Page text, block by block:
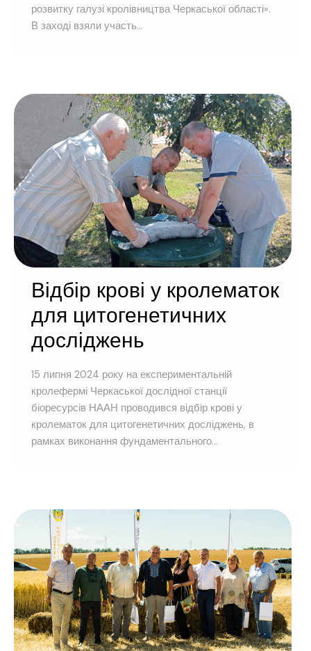
розвитку галузі кролівництва Черкаської області».
В заході взяли участь...
Відбір крові у кролематок
для цитогенетичних
досліджень
15 липня 2024 року на експериментальній
кролефермі Черкаської дослідної станції
біоресурсів НААН проводився відбір крові у
кролематок для цитогенетичних досліджень, в
рамках виконання фундаментального...